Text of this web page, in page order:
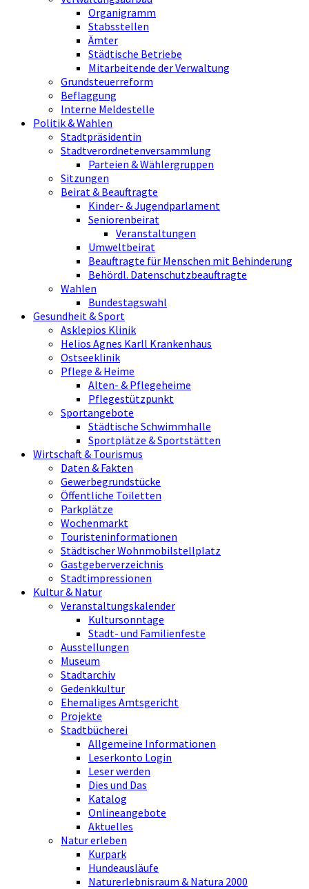
Organigramm
Stabsstellen
Ämter
Städtische Betriebe
Mitarbeitende der Verwaltung
Grundsteuerreform
Beflaggung
Interne Meldestelle
Politik & Wahlen
Stadtpräsidentin
Stadtverordnetenversammlung
Parteien & Wählergruppen
Sitzungen
Beirat & Beauftragte
Kinder- & Jugendparlament
Seniorenbeirat
Veranstaltungen
Umweltbeirat
Beauftragte für Menschen mit Behinderung
Behördl. Datenschutzbeauftragte
Wahlen
Bundestagswahl
Gesundheit & Sport
Asklepios Klinik
Helios Agnes Karll Krankenhaus
Ostseeklinik
Pflege & Heime
Alten- & Pflegeheime
Pflegestützpunkt
Sportangebote
Städtische Schwimmhalle
Sportplätze & Sportstätten
Wirtschaft & Tourismus
Daten & Fakten
Gewerbegrundstücke
Öffentliche Toiletten
Parkplätze
Wochenmarkt
Touristeninformationen
Städtischer Wohnmobilstellplatz
Gastgeberverzeichnis
Stadtimpressionen
Kultur & Natur
Veranstaltungskalender
Kultursonntage
Stadt- und Familienfeste
Ausstellungen
Museum
Stadtarchiv
Gedenkkultur
Ehemaliges Amtsgericht
Projekte
Stadtbücherei
Allgemeine Informationen
Leserkonto Login
Leser werden
Dies und Das
Katalog
Onlineangebote
Aktuelles
Natur erleben
Kurpark
Hundeausläufe
Naturerlebnisraum & Natura 2000